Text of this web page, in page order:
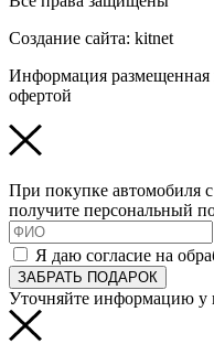
Создание сайта: kitnet
Информация размещенная
офертой
При покупке автомобиля
получите персональный
Я даю согласие на
ЗАБРАТЬ ПОДАРОК
Уточняйте информацию у